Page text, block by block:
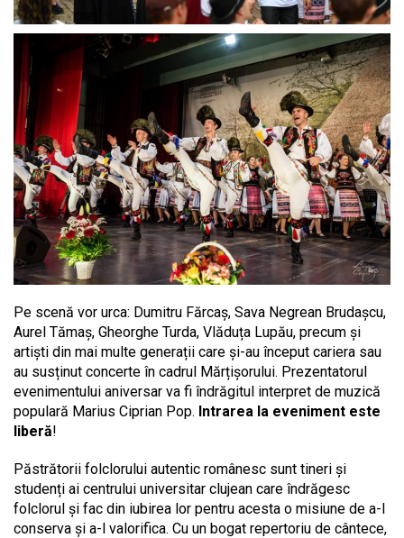
Pe scenă vor urca: Dumitru Fărcaș, Sava Negrean Brudașcu,
Aurel Tămaș, Gheorghe Turda, Vlăduța Lupău, precum și
artiști din mai multe generații care și-au început cariera sau
au susținut concerte în cadrul Mărțișorului. Prezentatorul
evenimentului aniversar va fi îndrăgitul interpret de muzică
populară Marius Ciprian Pop. Intrarea la eveniment este
liberă!
Păstrătorii folclorului autentic românesc sunt tineri și
studenți ai centrului universitar clujean care îndrăgesc
folclorul și fac din iubirea lor pentru acesta o misiune de a-l
conserva și a-l valorifica. Cu un bogat repertoriu de cântece,